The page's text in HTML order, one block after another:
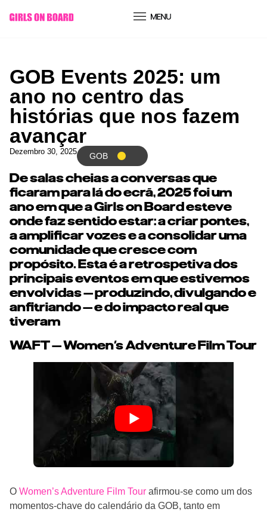
conteúdo
GOB Events 2025: um
ano no centro das
histórias que nos fazem
avançar
Dezembro 30, 2025 GOB
De salas cheias a conversas que
ficaram para lá do ecrã, 2025 foi um
ano em que a Girls on Board esteve
onde faz sentido estar: a criar pontes,
a amplificar vozes e a consolidar uma
comunidade que cresce com
propósito. Esta é a retrospetiva dos
principais eventos em que estivemos
envolvidas — produzindo, divulgando e
anfitriando — e do impacto real que
tiveram
WAFT — Women’s Adventure Film Tour
O Women’s Adventure Film Tour afirmou-se como um dos
momentos-chave do calendário da GOB, tanto em